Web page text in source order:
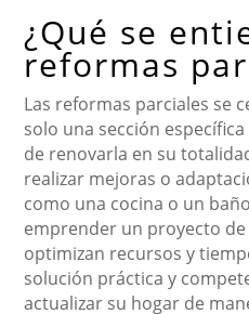
¿Qué se
reformas
Las reformas parciales se
solo una sección
de renovarla en su
realizar mejoras o
como una cocina o un
emprender un proyecto
optimizan recursos y
solución práctica y
actualizar su hogar de